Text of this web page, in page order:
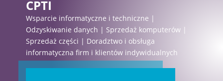
CPTI
Wsparcie informatyczne i techniczne |
Odzyskiwanie danych | Sprzedaż komputerów |
Sprzedaż części | Doradztwo i obsługa
informatyczna firm i klientów indywidualnych